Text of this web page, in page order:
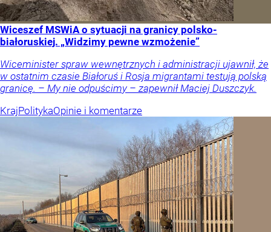
Wiceszef MSWiA o sytuacji na granicy polsko-
białoruskiej. „Widzimy pewne wzmożenie”
Wiceminister spraw wewnętrznych i administracji ujawnił, że
w ostatnim czasie Białoruś i Rosja migrantami testują polską
granicę. – My nie odpuścimy – zapewnił Maciej Duszczyk.
KrajPolitykaOpinie i komentarze